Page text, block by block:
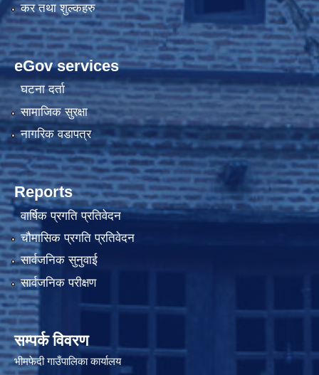
कर तथा शुल्कहरु
eGov services
घटना दर्ता
सामाजिक सुरक्षा
नागरिक वडापत्र
Reports
वार्षिक प्रगति प्रतिवेदन
चौमासिक प्रगति प्रतिवेदन
सार्वजनिक सुनुवाई
सार्वजनिक परीक्षण
सम्पर्क विवरण
भीमफेदी गाउँपालिका कार्यालय